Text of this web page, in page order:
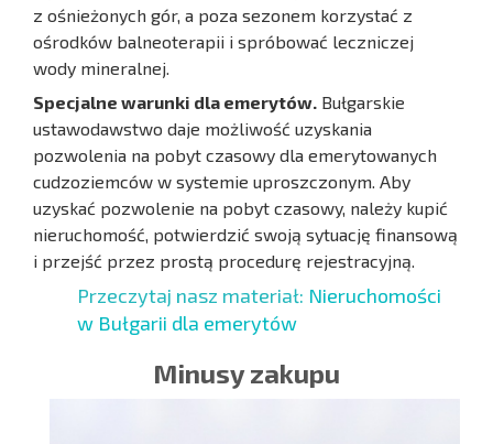
z ośnieżonych gór, a poza sezonem korzystać z
ośrodków balneoterapii i spróbować leczniczej
wody mineralnej.
Specjalne warunki dla emerytów. Bułgarskie
ustawodawstwo daje możliwość uzyskania
pozwolenia na pobyt czasowy dla emerytowanych
cudzoziemców w systemie uproszczonym. Aby
uzyskać pozwolenie na pobyt czasowy, należy kupić
nieruchomość, potwierdzić swoją sytuację finansową
i przejść przez prostą procedurę rejestracyjną.
Przeczytaj nasz materiał: Nieruchomości
w Bułgarii dla emerytów
Minusy zakupu